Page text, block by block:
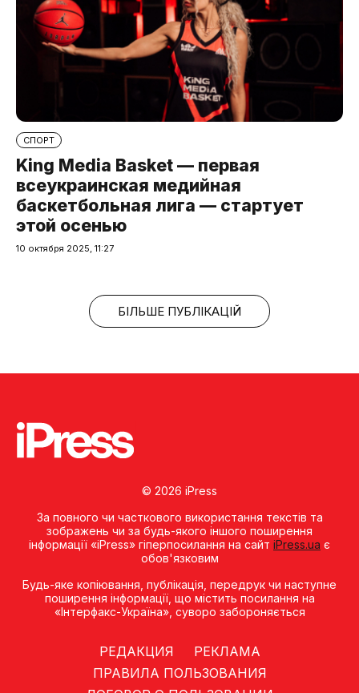
СПОРТ
King Media Basket — первая
всеукраинская медийная
баскетбольная лига — стартует
этой осенью
10 октября 2025, 11:27
БІЛЬШЕ ПУБЛІКАЦІЙ
© 2026 iPress
За повного чи часткового використання текстів та
зображень чи за будь-якого іншого поширення
інформації «iPress» гіперпосилання на сайт iPress.ua є
обов'язковим
Будь-яке копiювання, публiкацiя, передрук чи наступне
поширення iнформацiї, що мiстить посилання на
«Iнтерфакс-Україна», суворо забороняється
РЕДАКЦИЯ
РЕКЛАМА
ПРАВИЛА ПОЛЬЗОВАНИЯ